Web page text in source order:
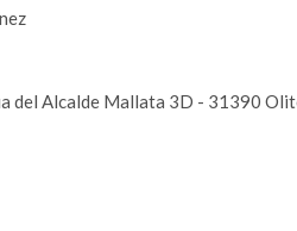
del Alcalde Mallata 3D - 31390